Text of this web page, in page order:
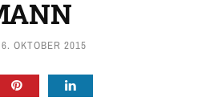
6. OKTOBER 2015